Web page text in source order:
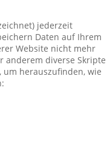
jederzeit
Daten auf Ihrem
Website nicht mehr
anderem diverse Skripte
um herauszufinden, wie